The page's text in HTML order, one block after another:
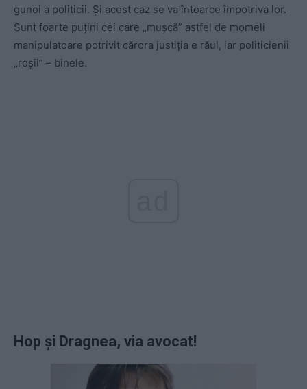
gunoi a politicii. Şi acest caz se va întoarce împotriva lor.
Sunt foarte puţini cei care „muşcă” astfel de momeli
manipulatoare potrivit cărora justiţia e răul, iar politicienii
„roşii” – binele.
Hop şi Dragnea, via avocat!